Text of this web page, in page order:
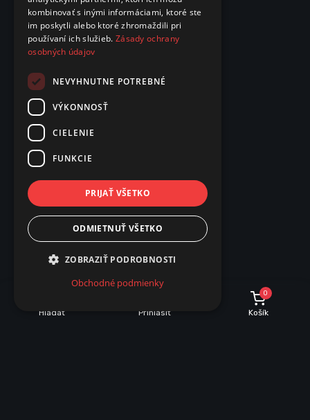
Hľadať Prihlásiť
0
Košík
kombinovať s inými informáciami, ktoré ste
im poskytli alebo ktoré zhromaždili pri
používaní ich služieb. Zásady ochrany
osobných údajov
NEVYHNUTNE POTREBNÉ
VÝKONNOSŤ
CIELENIE
FUNKCIE
PRIJAŤ VŠETKO
ODMIETNUŤ VŠETKO
ZOBRAZIŤ PODROBNOSTI
Obchodné podmienky